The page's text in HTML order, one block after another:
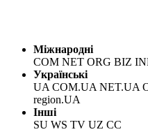
Міжнародні
COM NET ORG BIZ
Українські
UA COM.UA NET.UA
region.UA
Інші
SU WS TV UZ CC